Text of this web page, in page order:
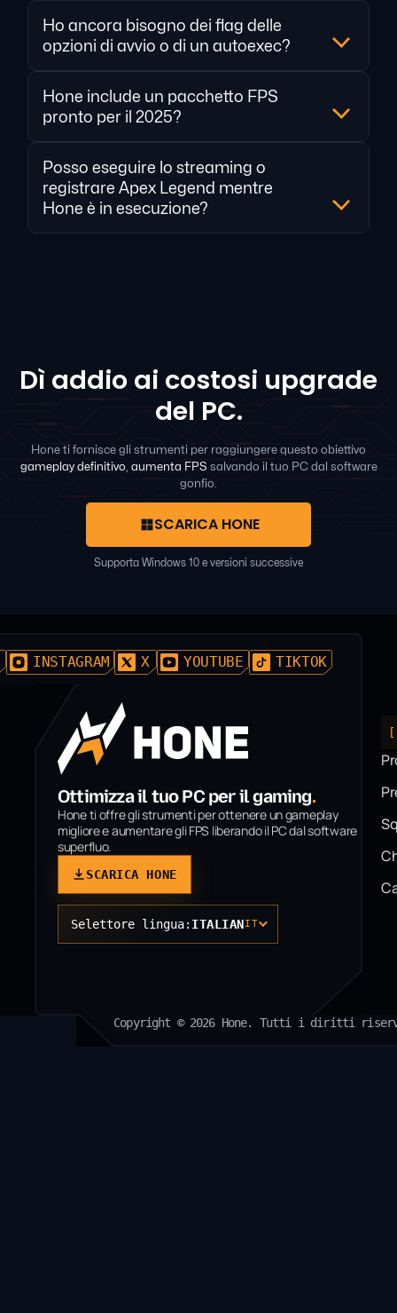
Ho ancora bisogno dei flag delle
opzioni di avvio o di un autoexec?
Hone include un pacchetto FPS
pronto per il 2025?
Posso eseguire lo streaming o
registrare Apex Legend mentre
Hone è in esecuzione?
Dì addio ai costosi upgrade
del PC.
Hone ti fornisce gli strumenti per raggiungere questo obiettivo
gameplay definitivo aumenta FPS salvando il tuo PC dal software
gonfio.
SCARICA HONE
Supporta Windows 10 e versioni successive
INSTAGRAM X YOUTUBE TIKTOK
Ottimizza il tuo PC per il gaming.
Hone ti offre gli strumenti per ottenere un gameplay
migliore e aumentare gli FPS liberando il PC dal software
superfluo.
SCARICA HONE
Selettore lingua: ITALIANIT
Copyright © 2026 Hone. Tutti i diritti